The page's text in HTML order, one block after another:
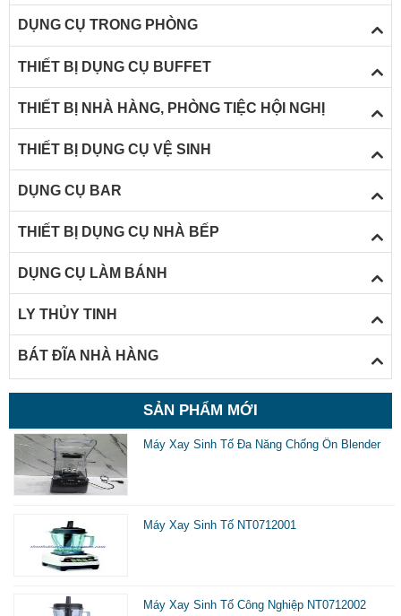
DỤNG CỤ TRONG PHÒNG
THIẾT BỊ DỤNG CỤ BUFFET
THIẾT BỊ NHÀ HÀNG, PHÒNG TIỆC HỘI NGHỊ
THIẾT BỊ DỤNG CỤ VỆ SINH
DỤNG CỤ BAR
THIẾT BỊ DỤNG CỤ NHÀ BẾP
DỤNG CỤ LÀM BÁNH
LY THỦY TINH
BÁT ĐĨA NHÀ HÀNG
SẢN PHẨM MỚI
Máy Xay Sinh Tố Đa Năng Chống Ồn Blender
Máy Xay Sinh Tố NT0712001
Máy Xay Sinh Tố Công Nghiệp NT0712002